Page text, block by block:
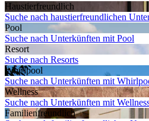
Haustier­freundlich
Suche nach haustierfreundlichen
Pool
Suche nach Unterkünften mit Pool
Resort
Suche nach Resorts
Whirlpool
Suche nach Unterkünften mit
Wellness
Suche nach Unterkünften mit
Familien­freundlich